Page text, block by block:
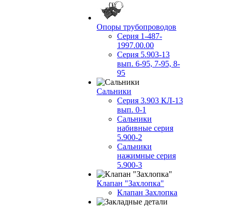
Опоры трубопроводов
Серия 1-487-
1997.00.00
Серия 5.903-13
вып. 6-95, 7-95, 8-
95
Сальники
Серия 3.903 КЛ-13
вып. 0-1
Сальники
набивные серия
5.900-2
Сальники
нажимные серия
5.900-3
Клапан "Захлопка"
Клапан Захлопка